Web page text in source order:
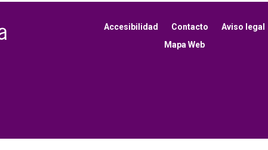
Accesibilidad Contacto
Aviso legal
Mapa Web